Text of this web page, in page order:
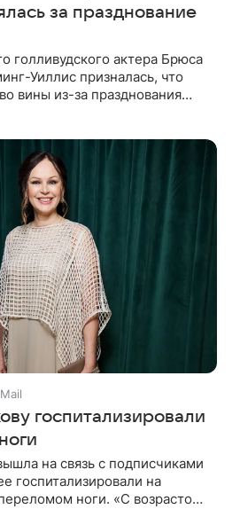
за празднование
голливудского актера Брюса
Уиллис призналась, что
вины из-за празднования
госпитализировали
на связь с подписчиками
госпитализировали на
ноги. «С возрастом